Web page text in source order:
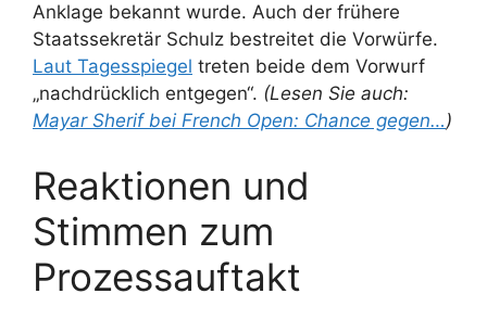
Anklage bekannt wurde. Auch der frühere
Staatssekretär Schulz bestreitet die Vorwürfe.
Laut Tagesspiegel treten beide dem Vorwurf
„nachdrücklich entgegen“. (Lesen Sie auch:
Mayar Sherif bei French Open: Chance gegen…)
Reaktionen und
Stimmen zum
Prozessauftakt